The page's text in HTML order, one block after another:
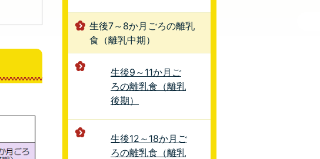
生後7～8か月ごろの離乳
食（離乳中期）
生後9～11か月ご
ろの離乳食（離乳
後期）
生後12～18か月ご
ろの離乳食（離乳